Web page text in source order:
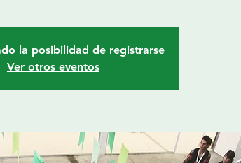
la posibilidad de registrarse
Ver otros eventos